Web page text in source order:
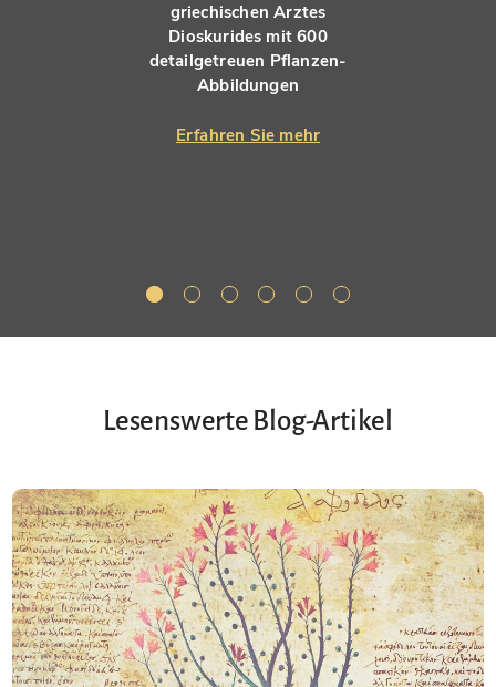
griechischen Arztes
Dioskurides mit 600
detailgetreuen Pflanzen-
Abbildungen
Erfahren Sie mehr
Lesenswerte Blog-Artikel